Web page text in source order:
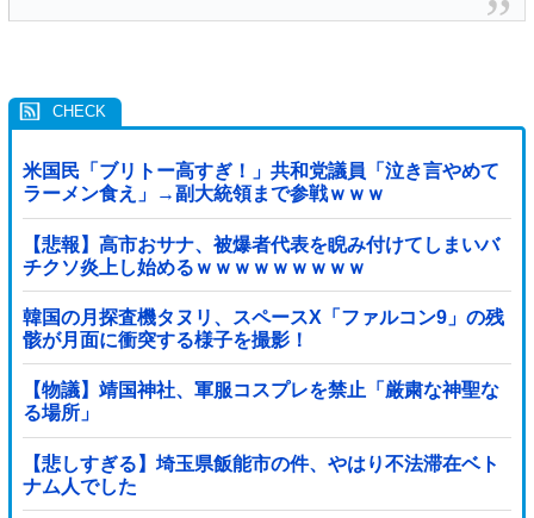
米国民「ブリトー高すぎ！」共和党議員「泣き言やめて
ラーメン食え」→副大統領まで参戦ｗｗｗ
【悲報】高市おサナ、被爆者代表を睨み付けてしまいバ
チクソ炎上し始めるｗｗｗｗｗｗｗｗｗ
韓国の月探査機タヌリ、スペースX「ファルコン9」の残
骸が月面に衝突する様子を撮影！
【物議】靖国神社、軍服コスプレを禁止「厳粛な神聖な
る場所」
【悲しすぎる】埼玉県飯能市の件、やはり不法滞在ベト
ナム人でした